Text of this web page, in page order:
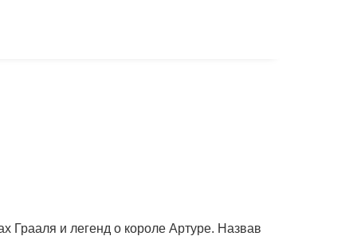
Грааля и легенд о короле Артуре. Назвав